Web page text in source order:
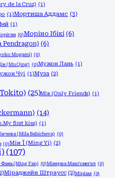
de la Cruz) (1)
(1)Мортиша Аддамс (3)
(1)
(0)Моріно Ібікі (6)
(6)
Mogami) (0)
(Mu Qing) (0)Мужон Лань (1)
Чуі (1)Муза (2)
(25)Мів (Only Friends) (1)
(14)
first kiss) (1)
(Mila Babicheva) (0)
(0)Мін Ї (Ming Yi) (2)
(107)
Фань (Ming Fan) (0)Мінерва Макґонеґел (0)
Міраджейн Штраусс (2)Міріам (0)